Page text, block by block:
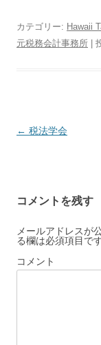
カテゴリー: Hawaii
元税務会計事務所 |
投
ゲ
ー
シ
ョ
← 税法学会
コメントを残す
メールアドレスが
る欄は必須項目で
コメント